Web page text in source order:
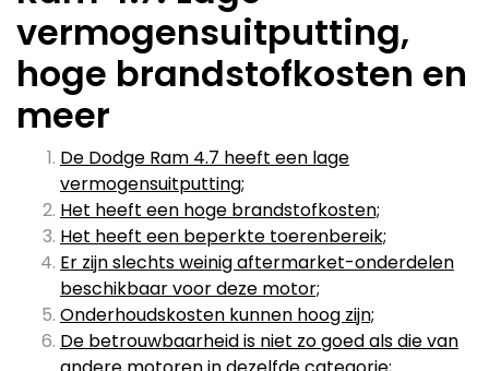
vermogensuitputting,
hoge brandstofkosten en
meer
De Dodge Ram 4.7 heeft een lage
vermogensuitputting;
Het heeft een hoge brandstofkosten;
Het heeft een beperkte toerenbereik;
Er zijn slechts weinig aftermarket-onderdelen
beschikbaar voor deze motor;
Onderhoudskosten kunnen hoog zijn;
De betrouwbaarheid is niet zo goed als die van